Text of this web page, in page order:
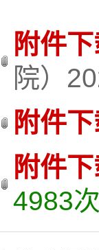
附件
院）
附件
附件
4983